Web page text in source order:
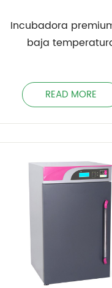
Incubadora
baja
READ MORE